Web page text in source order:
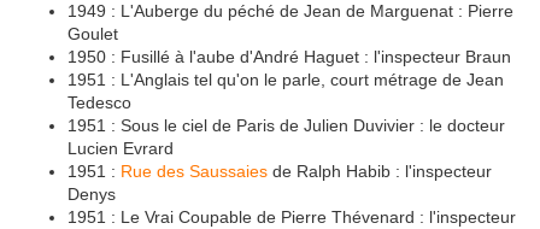
1949 : L'Auberge du péché de Jean de Marguenat : Pierre
Goulet
1950 : Fusillé à l'aube d'André Haguet : l'inspecteur Braun
1951 : L'Anglais tel qu'on le parle, court métrage de Jean
Tedesco
1951 : Sous le ciel de Paris de Julien Duvivier : le docteur
Lucien Evrard
1951 : Rue des Saussaies de Ralph Habib : l'inspecteur
Denys
1951 : Le Vrai Coupable de Pierre Thévenard : l'inspecteur